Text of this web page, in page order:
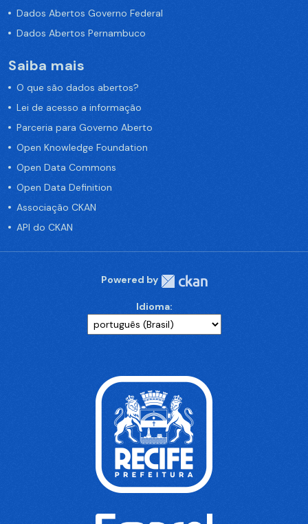
Dados Abertos Governo Federal
Dados Abertos Pernambuco
Saiba mais
O que são dados abertos?
Lei de acesso a informação
Parceria para Governo Aberto
Open Knowledge Foundation
Open Data Commons
Open Data Definition
Associação CKAN
API do CKAN
Powered by
Idioma